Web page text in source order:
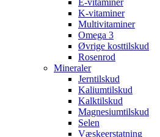
E-vitaminer
K-vitaminer
Multivitaminer
Omega 3
Øvrige kosttilskud
Rosenrod
Mineraler
Jerntilskud
Kaliumtilskud
Kalktilskud
Magnesiumtilskud
Selen
Væskeerstatning